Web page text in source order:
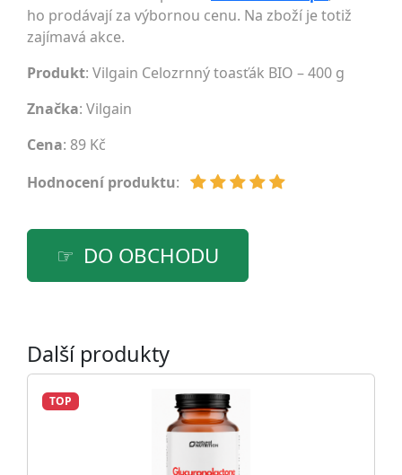
ho prodávají za výbornou cenu. Na zboží je totiž
zajímavá akce.
Produkt: Vilgain Celozrnný toasťák BIO – 400 g
Značka: Vilgain
Cena: 89 Kč
Hodnocení produktu:
DO OBCHODU
Další produkty
TOP